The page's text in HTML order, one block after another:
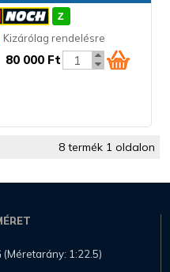
Kizárólag rendelésre
80 000 Ft
8 termék 1 oldalon
(Méretarány: 1:22.5)